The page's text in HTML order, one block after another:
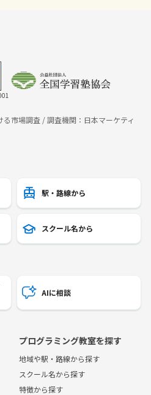
市場調査 / 調査機関：日本マーケティ
駅・路線から
スクール名から
AIに相談
プログラミング教室を探す
地域や駅・路線から探す
スクール名から探す
特徴から探す